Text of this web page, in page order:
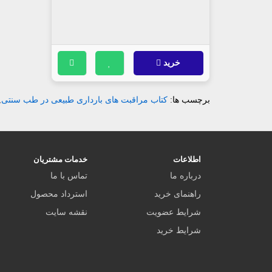
خرید
برچسب ها: کتاب مراقبت های بارداری طبیعی در طب سنتی
اطلاعات
درباره ما
راهنمای خرید
شرایط عضویت
شرایط خرید
خدمات مشتریان
تماس با ما
استرداد محصول
نقشه سایت